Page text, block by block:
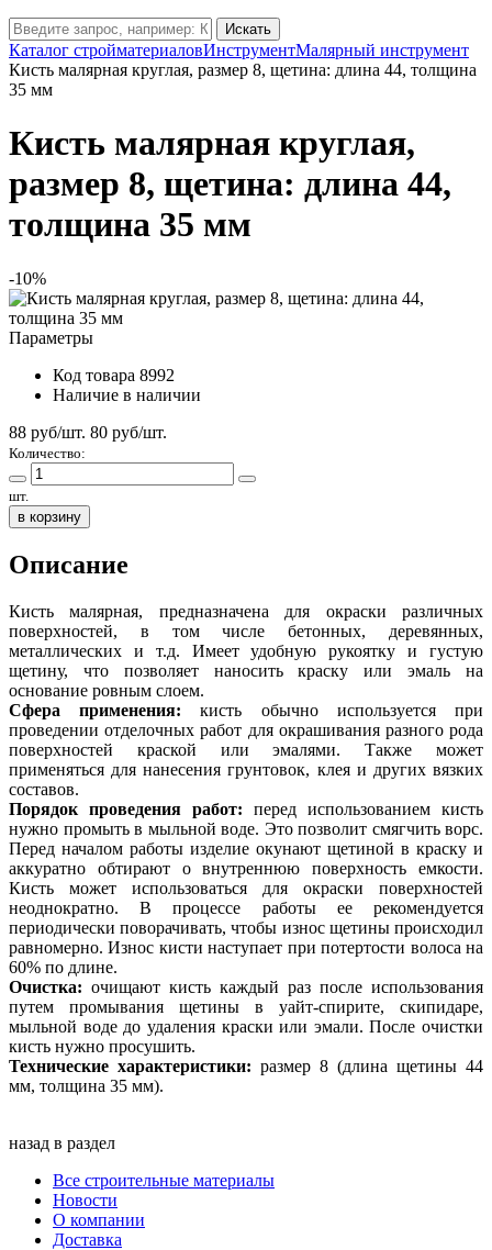
Искать
Каталог стройматериаловИнструментМалярный инструмент
Кисть малярная круглая, размер 8, щетина: длина 44, толщина
35 мм
Кисть малярная круглая,
размер 8, щетина: длина 44,
толщина 35 мм
-10%
Параметры
Код товара 8992
Наличие в наличии
88 руб/шт. 80 руб/шт.
Количество:
шт.
в корзину
Описание
Кисть малярная, предназначена для окраски различных
поверхностей, в том числе бетонных, деревянных,
металлических и т.д. Имеет удобную рукоятку и густую
щетину, что позволяет наносить краску или эмаль на
основание ровным слоем.
Сфера применения: кисть обычно используется при
проведении отделочных работ для окрашивания разного рода
поверхностей краской или эмалями. Также может
применяться для нанесения грунтовок, клея и других вязких
составов.
Порядок проведения работ: перед использованием кисть
нужно промыть в мыльной воде. Это позволит смягчить ворс.
Перед началом работы изделие окунают щетиной в краску и
аккуратно обтирают о внутреннюю поверхность емкости.
Кисть может использоваться для окраски поверхностей
неоднократно. В процессе работы ее рекомендуется
периодически поворачивать, чтобы износ щетины происходил
равномерно. Износ кисти наступает при потертости волоса на
60% по длине.
Очистка: очищают кисть каждый раз после использования
путем промывания щетины в уайт-спирите, скипидаре,
мыльной воде до удаления краски или эмали. После очистки
кисть нужно просушить.
Технические характеристики: размер 8 (длина щетины 44
мм, толщина 35 мм).
назад в раздел
Все строительные материалы
Новости
О компании
Доставка